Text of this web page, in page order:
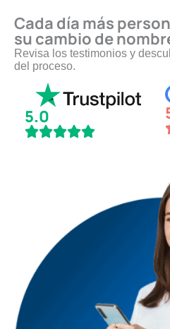
Cada día más
su cambio de
Revisa los testimonios y
del proceso.
5.0